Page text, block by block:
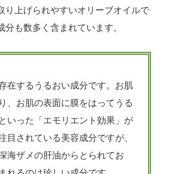
り上げられやすいオリーブオイルで
も数多く含まれています。
在するうるおい成分です。お肌
、お肌の表面に膜をはってうる
いった「エモリエント効果」が
目されている美容成分ですが、
海ザメの肝油からとられてお